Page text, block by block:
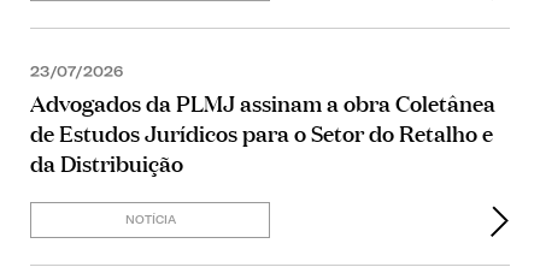
23/07/2026
Advogados da PLMJ assinam a obra Coletânea
de Estudos Jurídicos para o Setor do Retalho e
da Distribuição
NOTÍCIA